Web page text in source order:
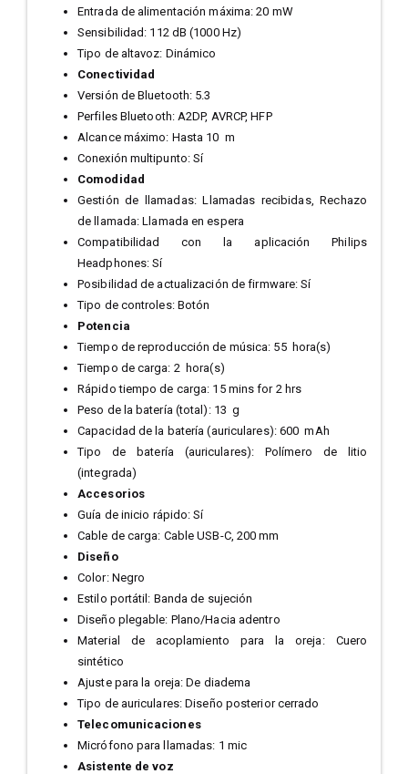
Entrada de alimentación máxima:20 mW
Sensibilidad: 112 dB (1000 Hz)
Tipo de altavoz: Dinámico
Conectividad
Versión de Bluetooth: 5.3
Perfiles Bluetooth: A2DP, AVRCP,HFP
Alcance máximo: Hasta 10 m
Conexión multipunto:Sí
Comodidad
Gestión de llamadas:Llamadas recibidas,Rechazo
de llamada:Llamada en espera
Compatibilidad con la aplicación Philips
Headphones:Sí
Posibilidad de actualización de firmware:Sí
Tipo de controles: Botón
Potencia
Tiempo de reproducción de música: 55 hora(s)
Tiempo de carga: 2 hora(s)
Rápido tiempo de carga: 15 mins for 2 hrs
Peso de la batería (total): 13 g
Capacidad de la batería (auriculares): 600 mAh
Tipo de batería (auriculares): Polímero de litio
(integrada)
Accesorios
Guía de inicio rápido:Sí
Cable de carga: Cable USB-C, 200 mm
Diseño
Color: Negro
Estilo portátil: Banda de sujeción
Diseño plegable: Plano/Hacia adentro
Material de acoplamiento para la oreja: Cuero
sintético
Ajuste para la oreja:De diadema
Tipo de auriculares:Diseño posterior cerrado
Telecomunicaciones
Micrófono para llamadas: 1 mic
Asistente de voz